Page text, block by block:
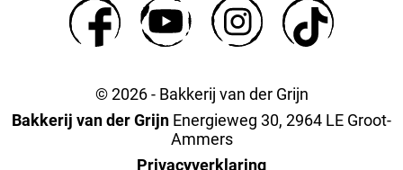
© 2026 - Bakkerij van der Grijn
Bakkerij van der Grijn Energieweg 30, 2964 LE Groot-
Ammers
Privacyverklaring